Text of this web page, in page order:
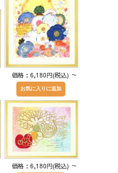
価格：6,180円(税込) ～
価格：6,180円(税込) ～